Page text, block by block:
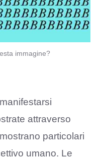
immagine?
attraverso
particolari
umano. Le